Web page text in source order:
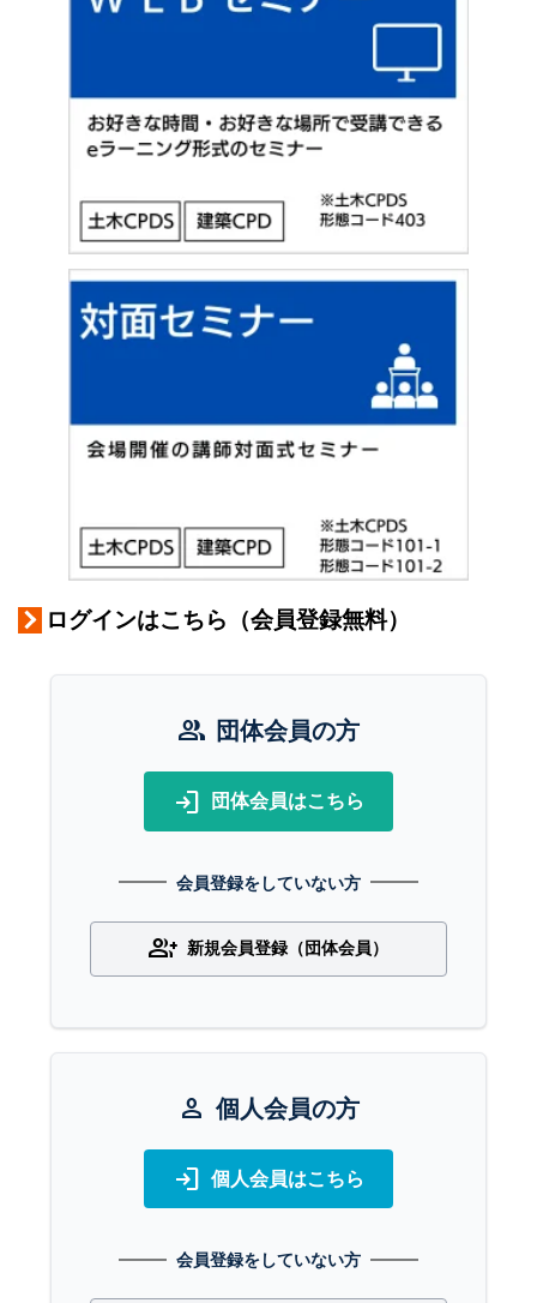
ログインはこちら（会員登録無料）
group 団体会員の方
login 団体会員はこちら
会員登録をしていない方
group_add 新規会員登録（団体会員）
person 個人会員の方
login 個人会員はこちら
会員登録をしていない方